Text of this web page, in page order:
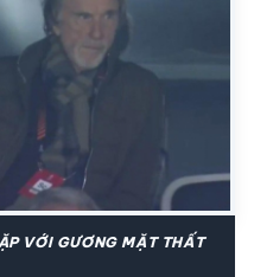
VỚI GƯƠNG MẶT THẤT